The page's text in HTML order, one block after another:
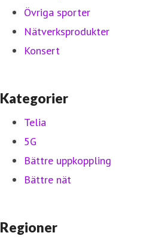
Övriga sporter
Nätverksprodukter
Konsert
Kategorier
Telia
5G
Bättre uppkoppling
Bättre nät
Regioner